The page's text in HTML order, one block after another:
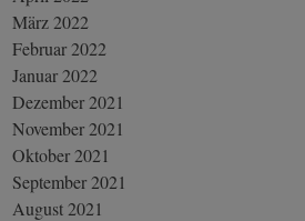
März 2022
Februar 2022
Januar 2022
Dezember 2021
November 2021
Oktober 2021
September 2021
August 2021